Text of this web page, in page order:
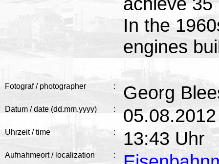
In the
engines
Fotograf / photographer : Georg
Datum / date (dd.mm.yyyy) : 05.08.2012
Uhrzeit / time : 13:43 Uhr
Aufnahmeort / localization :